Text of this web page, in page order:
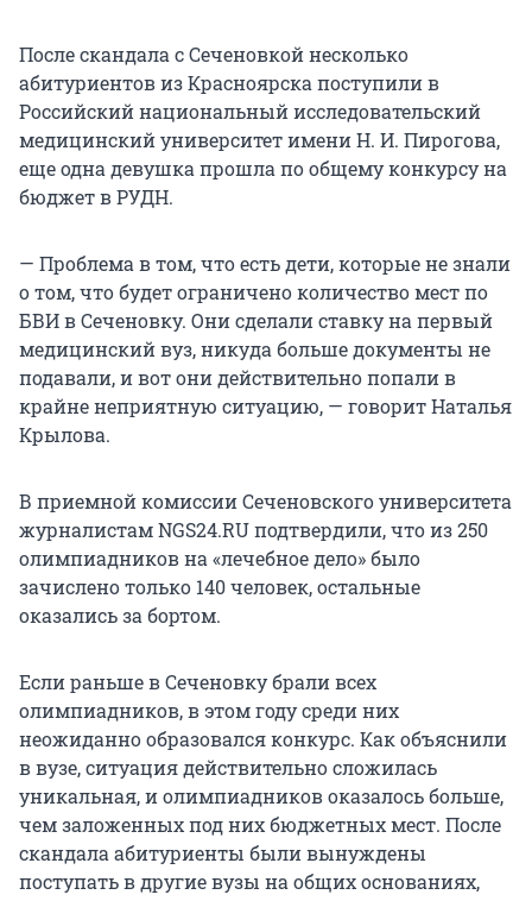
После скандала с Сеченовкой несколько
абитуриентов из Красноярска поступили в
Российский национальный исследовательский
медицинский университет имени Н. И. Пирогова,
еще одна девушка прошла по общему конкурсу на
бюджет в РУДН.
— Проблема в том, что есть дети, которые не знали
о том, что будет ограничено количество мест по
БВИ в Сеченовку. Они сделали ставку на первый
медицинский вуз, никуда больше документы не
подавали, и вот они действительно попали в
крайне неприятную ситуацию, — говорит Наталья
Крылова.
В приемной комиссии Сеченовского университета
журналистам NGS24.RU подтвердили, что из 250
олимпиадников на «лечебное дело» было
зачислено только 140 человек, остальные
оказались за бортом.
Если раньше в Сеченовку брали всех
олимпиадников, в этом году среди них
неожиданно образовался конкурс. Как объяснили
в вузе, ситуация действительно сложилась
уникальная, и олимпиадников оказалось больше,
чем заложенных под них бюджетных мест. После
скандала абитуриенты были вынуждены
поступать в другие вузы на общих основаниях,